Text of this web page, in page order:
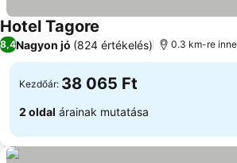
Hotel Tagore Árak megjelenítése
8,4Nagyon jó (824 értékelés) 0.3 km-re
Kezdőár: 38 065 Ft
2 oldal árainak mutatása